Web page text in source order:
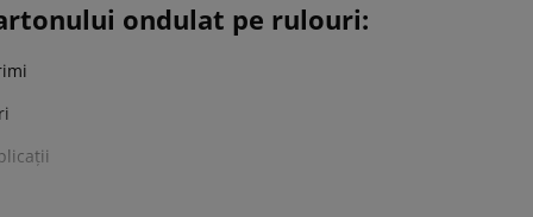
ondulat pe rulouri: